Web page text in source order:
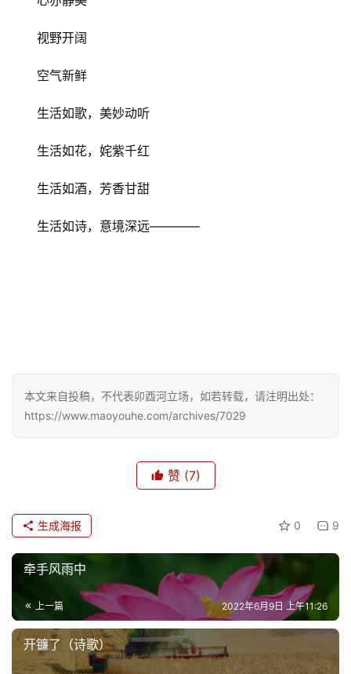
育
儿
娱
题
更
视野开阔
空气新鲜
生活如歌，美妙动听
生活如花，姹紫千红
生活如酒，芳香甘甜
生活如诗，意境深远————
本文来自投稿，不代表卯酉河立场，如若转载，请注明出处：
https://www.maoyouhe.com/archives/7029
赞 (7)
0 9
生成海报
牵手风雨中
上一篇 2022年6月9日 上午11:26
开镰了（诗歌）